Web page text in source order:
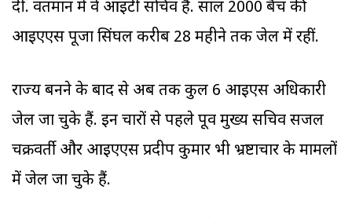
दी. वर्तमान में वे आईटी सचिव हैं. साल 2000 बैच की
आईएएस पूजा सिंघल करीब 28 महीने तक जेल में रहीं.
राज्य बनने के बाद से अब तक कुल 6 आईएस अधिकारी
जेल जा चुके हैं. इन चारों से पहले पूर्व मुख्य सचिव सजल
चक्रवर्ती और आईएएस प्रदीप कुमार भी भ्रष्टाचार के मामलों
में जेल जा चुके हैं.